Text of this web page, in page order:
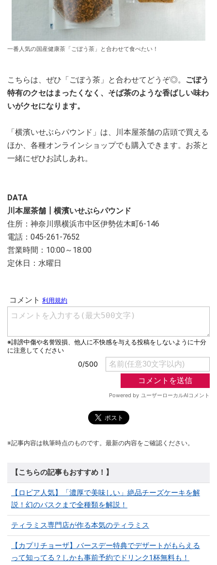
一番人気の国産健康茶「ごぼう茶」と合わせて食べたい！
こちらは、ぜひ「ごぼう茶」と合わせてどうぞ◎。
ごぼう
特有のクセはまったくなく、そば茶のような香ばしい味わ
いがクセになります。
「横濱いせぶらパウンド」は、川本屋茶舗の店頭で買える
ほか、各種オンラインショップでも購入できます。お茶と
一緒にぜひお試しあれ。
DATA
川本屋茶舗┃横濱いせぶらパウンド
住所：神奈川県横浜市中区伊勢佐木町6-146
電話：045-261-7652
営業時間：10:00～18:00
定休日：水曜日
※記事内容は執筆時点のものです。最新の内容をご確認ください。
【こちらの記事もおすすめ！】
【ロピア人気】「濃厚で美味しい」絶品チーズケーキを解
説！幻のバスクまで全種類を解説！
ティラミス専門店が作る本気のティラミス
【カプリチョーザ】バースデー特典でデザートがもらえる
って知ってる？しかも事前予約でドリンク1杯無料も！